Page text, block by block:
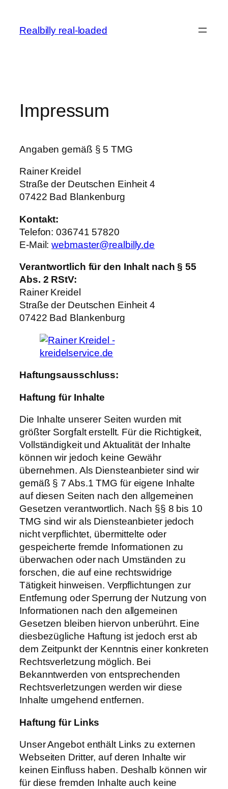
springen
Realbilly real-loaded
Impressum
Angaben gemäß § 5 TMG
Rainer Kreidel
Straße der Deutschen Einheit 4
07422 Bad Blankenburg
Kontakt:
Telefon: 036741 57820
E-Mail:webmaster@realbilly.de
Verantwortlich für den Inhalt nach § 55
Abs. 2 RStV:
Rainer Kreidel
Straße der Deutschen Einheit 4
07422 Bad Blankenburg
Haftungsausschluss:
Haftung für Inhalte
Die Inhalte unserer Seiten wurden mit
größter Sorgfalt erstellt. Für die Richtigkeit,
Vollständigkeit und Aktualität der Inhalte
können wir jedoch keine Gewähr
übernehmen. Als Diensteanbieter sind wir
gemäß § 7 Abs.1 TMG für eigene Inhalte
auf diesen Seiten nach den allgemeinen
Gesetzen verantwortlich. Nach §§ 8 bis 10
TMG sind wir als Diensteanbieter jedoch
nicht verpflichtet, übermittelte oder
gespeicherte fremde Informationen zu
überwachen oder nach Umständen zu
forschen, die auf eine rechtswidrige
Tätigkeit hinweisen. Verpflichtungen zur
Entfernung oder Sperrung der Nutzung von
Informationen nach den allgemeinen
Gesetzen bleiben hiervon unberührt. Eine
diesbezügliche Haftung ist jedoch erst ab
dem Zeitpunkt der Kenntnis einer konkreten
Rechtsverletzung möglich. Bei
Bekanntwerden von entsprechenden
Rechtsverletzungen werden wir diese
Inhalte umgehend entfernen.
Haftung für Links
Unser Angebot enthält Links zu externen
Webseiten Dritter, auf deren Inhalte wir
keinen Einfluss haben. Deshalb können wir
für diese fremden Inhalte auch keine